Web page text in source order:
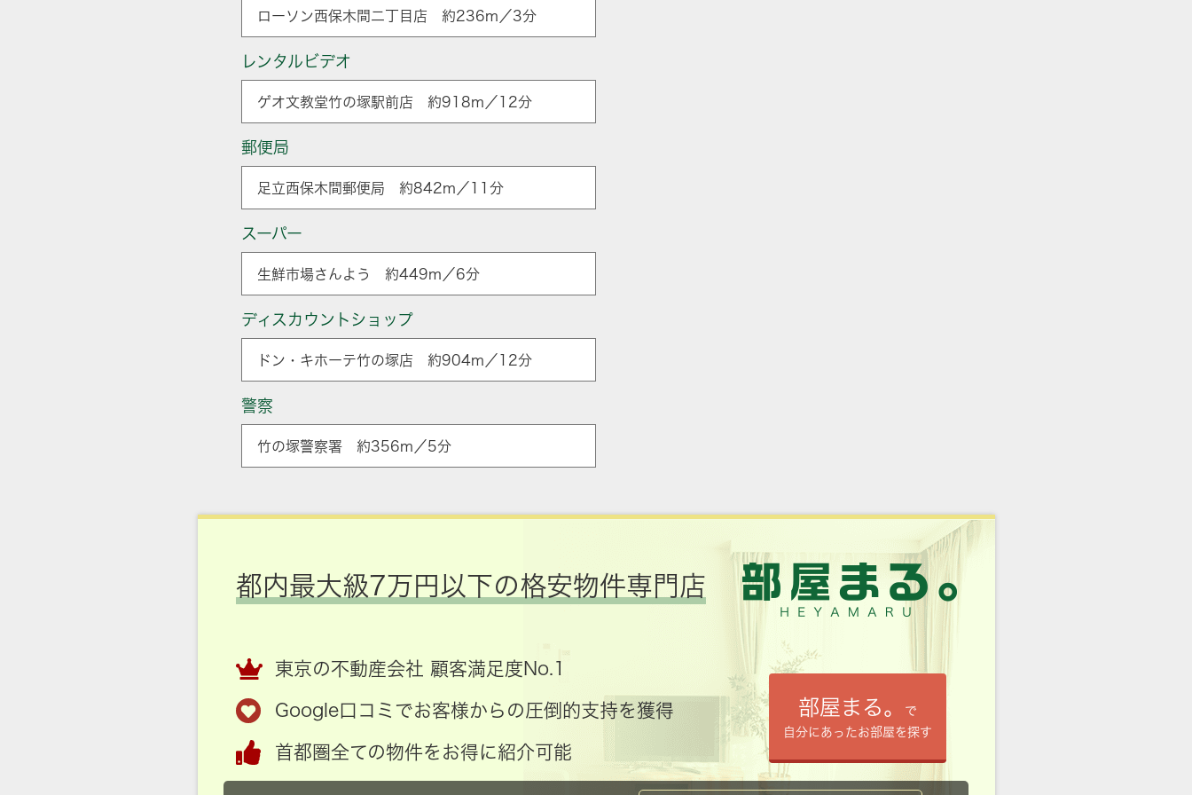
ローソン西保木間二丁目店 約236m／3分
レンタルビデオ
ゲオ文教堂竹の塚駅前店 約918m／12分
郵便局
足立西保木間郵便局 約842m／11分
スーパー
生鮮市場さんよう 約449m／6分
ディスカウントショップ
ドン・キホーテ竹の塚店 約904m／12分
警察
竹の塚警察署 約356m／5分
都内最大級7万円以下の格安物件専門店
東京の不動産会社 顧客満足度No.1
Google口コミでお客様からの圧倒的支持を獲得
首都圏全ての物件をお得に紹介可能
部屋まる。
で
自分にあったお部屋を探す